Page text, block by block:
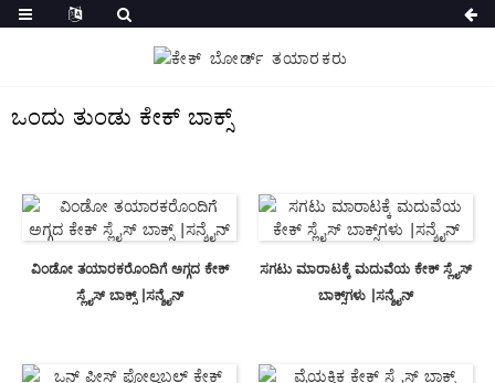
ಒಂದು ತುಂಡು ಕೇಕ್ ಬಾಕ್ಸ್
ವಿಂಡೋ ತಯಾರಕರೊಂದಿಗೆ ಅಗ್ಗದ ಕೇಕ್
ಸ್ಲೈಸ್ ಬಾಕ್ಸ್ |ಸನ್ಶೈನ್
ಸಗಟು ಮಾರಾಟಕ್ಕೆ ಮದುವೆಯ ಕೇಕ್ ಸ್ಲೈಸ್
ಬಾಕ್ಸ್‌ಗಳು |ಸನ್ಶೈನ್